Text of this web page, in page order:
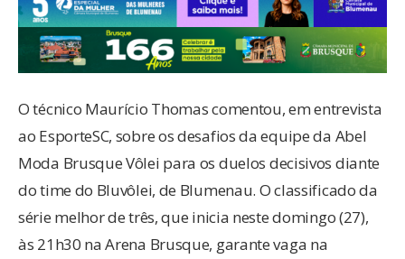
O técnico Maurício Thomas comentou, em entrevista
ao EsporteSC, sobre os desafios da equipe da Abel
Moda Brusque Vôlei para os duelos decisivos diante
do time do Bluvôlei, de Blumenau. O classificado da
série melhor de três, que inicia neste domingo (27),
às 21h30 na Arena Brusque, garante vaga na